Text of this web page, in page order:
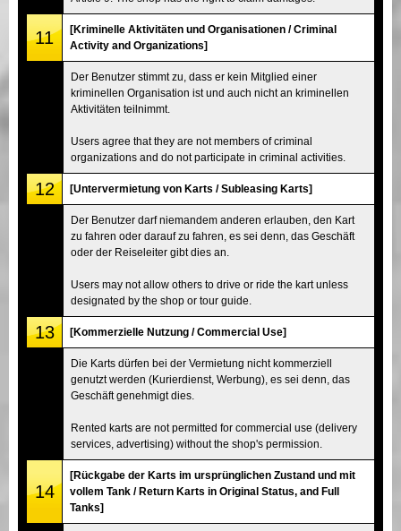
11
[Kriminelle Aktivitäten und Organisationen / Criminal
Activity and Organizations]
Der Benutzer stimmt zu, dass er kein Mitglied einer
kriminellen Organisation ist und auch nicht an kriminellen
Aktivitäten teilnimmt.
Users agree that they are not members of criminal
organizations and do not participate in criminal activities.
12 [Untervermietung von Karts / Subleasing Karts]
Der Benutzer darf niemandem anderen erlauben, den Kart
zu fahren oder darauf zu fahren, es sei denn, das Geschäft
oder der Reiseleiter gibt dies an.
Users may not allow others to drive or ride the kart unless
designated by the shop or tour guide.
13 [Kommerzielle Nutzung / Commercial Use]
Die Karts dürfen bei der Vermietung nicht kommerziell
genutzt werden (Kurierdienst, Werbung), es sei denn, das
Geschäft genehmigt dies.
Rented karts are not permitted for commercial use (delivery
services, advertising) without the shop's permission.
14
[Rückgabe der Karts im ursprünglichen Zustand und mit
vollem Tank / Return Karts in Original Status, and Full
Tanks]